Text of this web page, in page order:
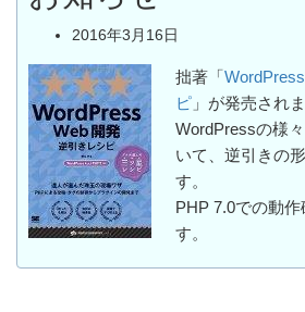
2016年3月16日
拙著「
ピ 」が発売され
WordPressの様
いて、逆引きの
す。
PHP 7.0での動
す。